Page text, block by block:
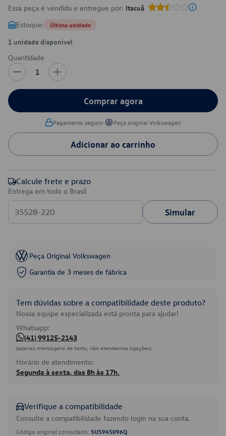
Essa peça é vendida e entregue por: Itacuã
Estoque: Última unidade
1 unidade disponível
Quantidade
1
Comprar agora
Pagamento seguro• Peça original Volkswagen
Adicionar ao carrinho
Calcule frete e prazo
Entrega em todo o Brasil
Simular
Peça Original Volkswagen
Garantia de 3 meses de fábrica
Tem dúvidas sobre a compatibilidade deste produto?
Nossa equipe especializada está pronta para ajudar!
Whatsapp:
(41) 99125-2143
(apenas mensagens de texto, não atendemos ligações)
Horário de atendimento:
Segunda à sexta, das 8h às 17h.
Verifique a compatibilidade
Consulte a compatibilidade fazendo login na sua conta.
Código original consultado: 5U5945096Q